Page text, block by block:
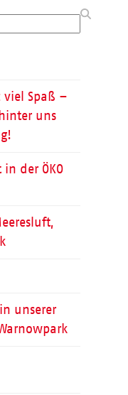
viel Spaß –
uns
der ÖKO
unserer